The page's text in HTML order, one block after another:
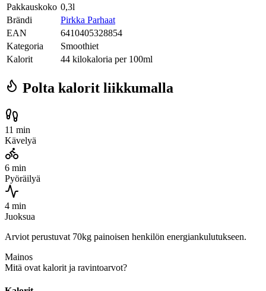
Pakkauskoko 0,3l
Brändi
Pirkka Parhaat
EAN
6410405328854
Kategoria
Smoothiet
Kalorit
44 kilokaloria per 100ml
Polta kalorit liikkumalla
11 min
Kävelyä
6 min
Pyöräilyä
4 min
Juoksua
Arviot perustuvat 70kg painoisen henkilön energiankulutukseen.
Mainos
Mitä ovat kalorit ja ravintoarvot?